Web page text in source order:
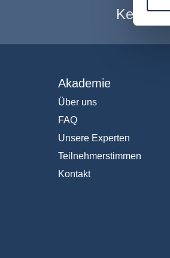
Keine
Akademie
Über uns
FAQ
Unsere Experten
Teilnehmerstimmen
Kontakt